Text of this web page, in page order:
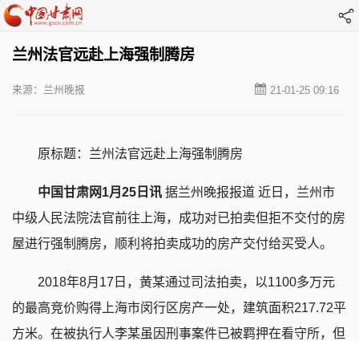
兰州法官远赴上海强制腾房
21-01-25 09:16
来源：兰州晚报
原标题：兰州法官远赴上海强制腾房
中国甘肃网1月25日讯 据兰州晚报报道 近日，兰州市
中级人民法院法官前往上海，成功对已拍卖但拒不交付的房
屋进行强制腾房，顺利将拍卖成功的房产交付给买受人。
2018年8月17日，黄某通过司法拍卖，以1100多万元
的最高竞价购得上海市闵行区房产一处，建筑面积217.72平
方米。在被执行人李某虽因刑事案件已被羁押在看守所，但